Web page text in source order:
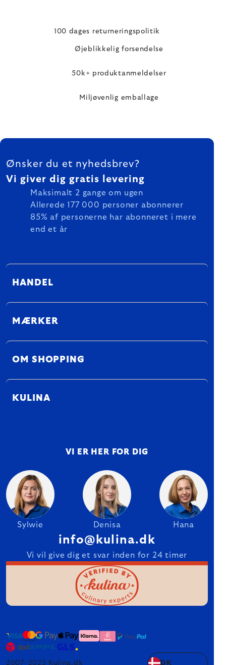
100 dages returneringspolitik
Øjeblikkelig forsendelse
50k+ produktanmeldelser
Miljøvenlig emballage
FOOTER
Ønsker du et nyhedsbrev?
Vi giver dig gratis levering
Maksimalt 2 gange om ugen
Allerede 177 000 personer abonnerer
85% af personerne har abonneret i mere
end et år
HANDEL
MÆRKER
OM SHOPPING
KULINA
VI ER HER FOR DIG
Sylwie Denisa Hana
info@kulina.dk
Vi vil give dig et svar inden for 24 timer
2007–2025 Kulina.dk DK